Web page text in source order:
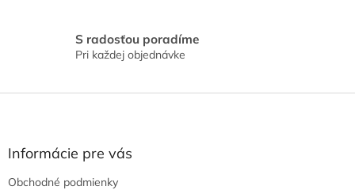
i
s
S radosťou poradíme
Pri každej objednávke
Z
Informácie pre vás
Obchodné podmienky